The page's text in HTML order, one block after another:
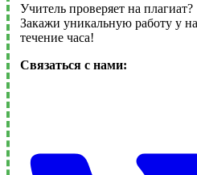
Учитель проверяет на плагиат?
Закажи уникальную работу у
течение часа!
Связаться с нами: